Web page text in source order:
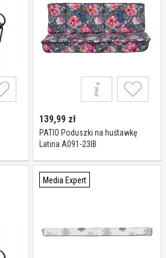
139,99 zł
PATIO Poduszki na huśtawkę
Latina A091-23IB
Media Expert